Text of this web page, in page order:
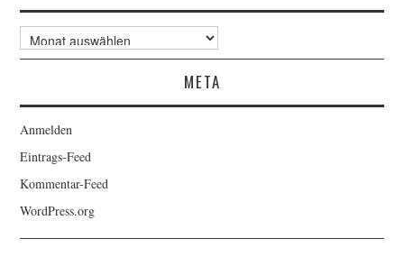
Archiv
META
Anmelden
Eintrags-Feed
Kommentar-Feed
WordPress.org